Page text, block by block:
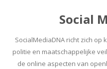
Social
SocialMediaDNA richt zich
politie en maatschappelijke
de online aspecten van